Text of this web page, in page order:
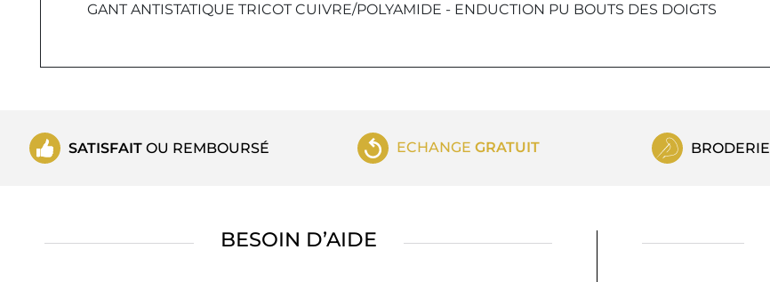
GANT ANTISTATIQUE TRICOT CUIVRE/POLYAMIDE - ENDUCTION PU BOUTS DES DOIGTS
SATISFAIT OU REMBOURSÉ ECHANGE GRATUIT BRODERIE
BESOIN D’AIDE